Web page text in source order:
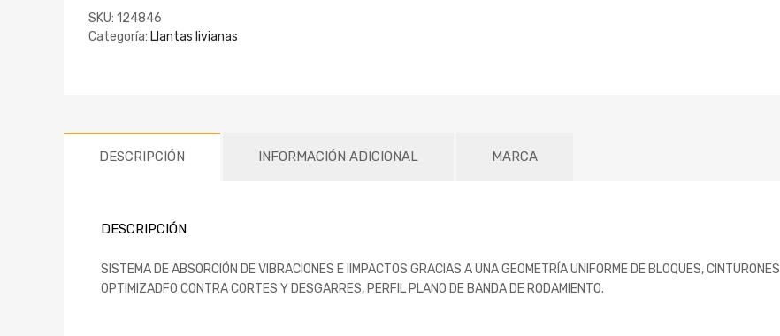
SKU: 124846
Categoría: Llantas livianas
DESCRIPCIÓN INFORMACIÓN ADICIONAL MARCA
DESCRIPCIÓN
SISTEMA DE ABSORCIÓN DE VIBRACIONES E IIMPACTOS GRACIAS A UNA GEOMETRÍA UNIFORME DE BLOQUES,
OPTIMIZADFO CONTRA CORTES Y DESGARRES, PERFIL PLANO DE BANDA DE RODAMIENTO.